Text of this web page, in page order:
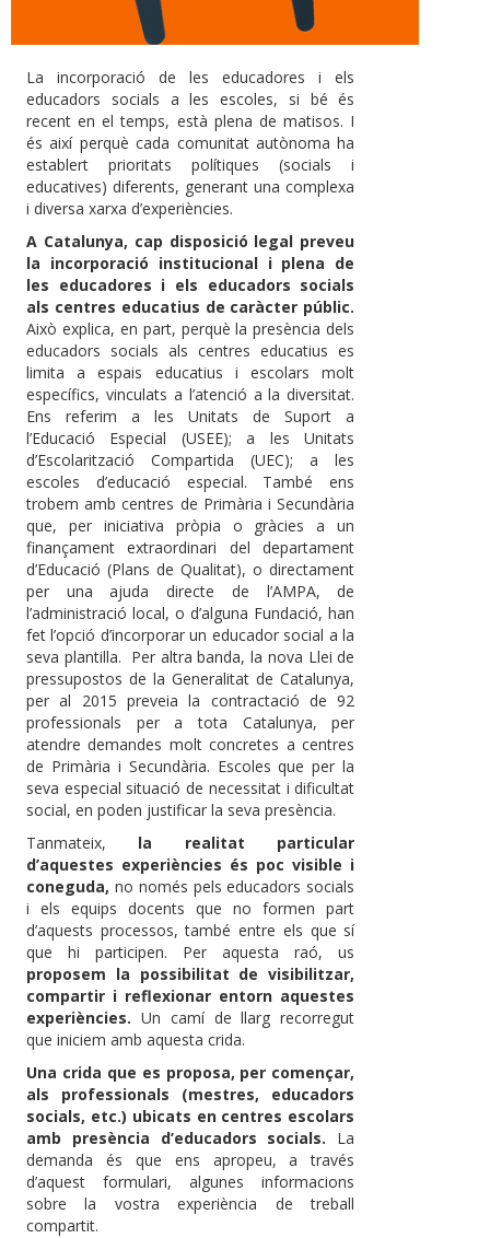
La incorporació de les educadores i els
educadors socials a les escoles, si bé és
recent en el temps, està plena de matisos. I
és així perquè cada comunitat autònoma ha
establert prioritats polítiques (socials i
educatives) diferents, generant una complexa
i diversa xarxa d’experiències.
A Catalunya, cap disposició legal preveu
la incorporació institucional i plena de
les educadores i els educadors socials
als centres educatius de caràcter públic.
Això explica, en part, perquè la presència dels
educadors socials als centres educatius es
limita a espais educatius i escolars molt
específics, vinculats a l’atenció a la diversitat.
Ens referim a les Unitats de Suport a
l’Educació Especial (USEE); a les Unitats
d’Escolarització Compartida (UEC); a les
escoles d’educació especial. També ens
trobem amb centres de Primària i Secundària
que, per iniciativa pròpia o gràcies a un
finançament extraordinari del departament
d’Educació (Plans de Qualitat), o directament
per una ajuda directe de l’AMPA, de
l’administració local, o d’alguna Fundació, han
fet l’opció d’incorporar un educador social a la
seva plantilla. Per altra banda, la nova Llei de
pressupostos de la Generalitat de Catalunya,
per al 2015 preveia la contractació de 92
professionals per a tota Catalunya, per
atendre demandes molt concretes a centres
de Primària i Secundària. Escoles que per la
seva especial situació de necessitat i dificultat
social, en poden justificar la seva presència.
Tanmateix, la realitat particular
d’aquestes experiències és poc visible i
coneguda, no només pels educadors socials
i els equips docents que no formen part
d’aquests processos, també entre els que sí
que hi participen. Per aquesta raó, us
proposem la possibilitat de visibilitzar,
compartir i reflexionar entorn aquestes
experiències. Un camí de llarg recorregut
que iniciem amb aquesta crida.
Una crida que es proposa, per començar,
als professionals (mestres, educadors
socials, etc.) ubicats en centres escolars
amb presència d’educadors socials. La
demanda és que ens apropeu, a través
d’aquest formulari, algunes informacions
sobre la vostra experiència de treball
compartit.